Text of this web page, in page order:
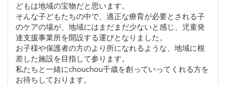
どもは地域の宝物だと思います。
そんな子どもたちの中で、適正な療育が必要とされる子
のケアの場が、地域にはまだまだ少ないと感じ、児童発
達支援事業所を開設する運びとなりました。
お子様や保護者の方のより所になれるような、地域に根
差した施設を目指して参ります。
私たちと一緒にchouchou千歳を創っていってくれる方を
お待ちしております。